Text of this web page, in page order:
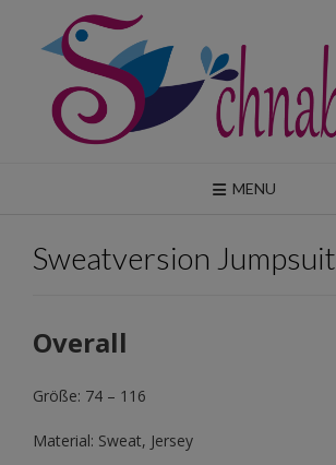
content
MENU
Sweatversion Jumpsuit
Overall
Größe: 74 – 116
Material: Sweat, Jersey